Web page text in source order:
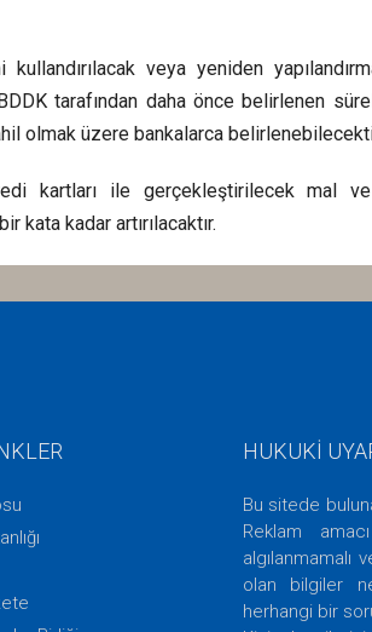
veya yeniden
tarafından daha önce belirlenen
olmak üzere bankalarca
kartları ile gerçekleştirilecek mal
kata kadar artırılacaktır.
HUKUKİ
Bu sitede
Reklam
algılanmamalı
olan bilgiler
herhangi bir